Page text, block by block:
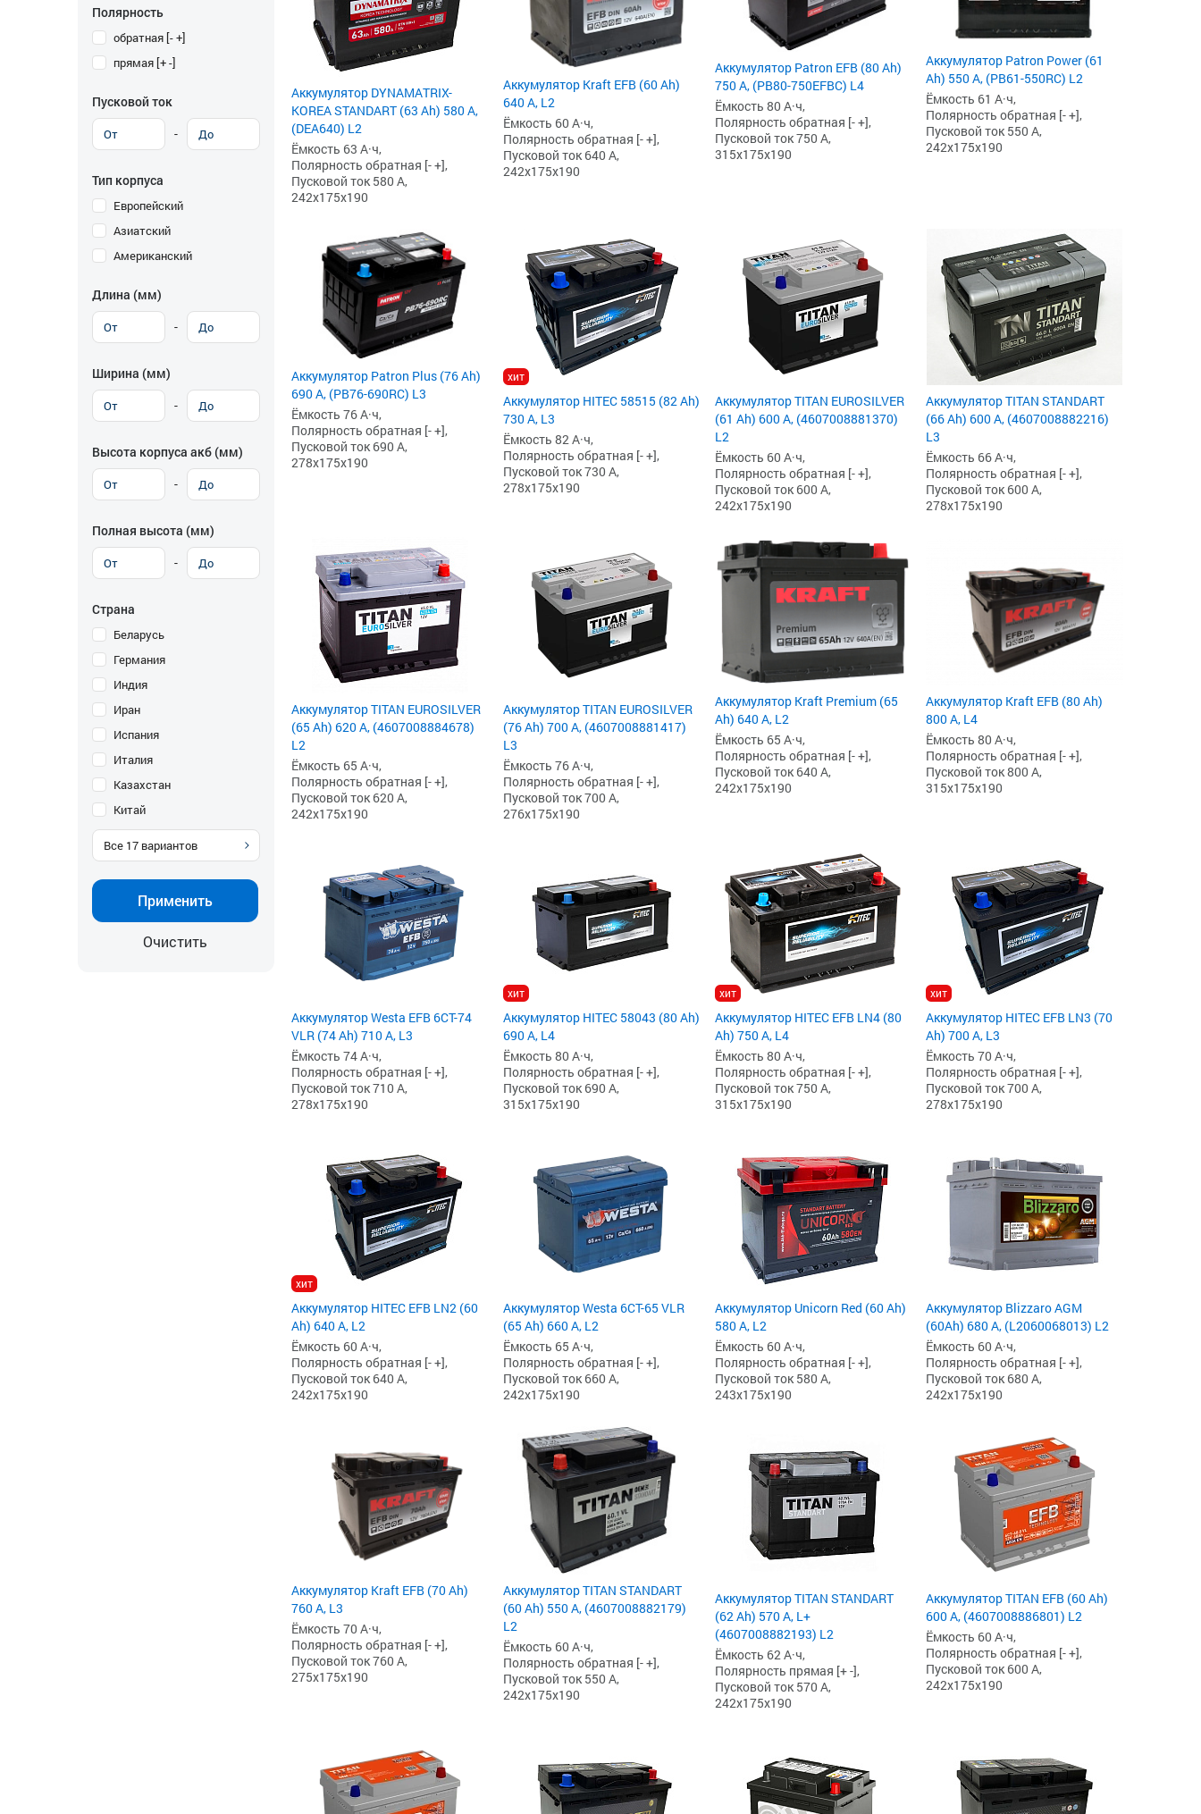
Полярность
обратная [- +]
прямая [+ -]
Пусковой ток
-
Тип корпуса
Европейский
Азиатский
Американский
Длина (мм)
-
Ширина (мм)
-
Высота корпуса акб (мм)
-
Полная высота (мм)
-
Страна
Беларусь
Германия
Индия
Иран
Испания
Италия
Казахстан
Китай
Все 17 вариантов
Применить
Очистить
Аккумулятор DYNAMATRIX-
KOREA STANDART (63 Ah) 580 А,
(DEA640) L2
Ёмкость 63 А·ч,
Полярность обратная [- +],
Пусковой ток 580 А,
242x175x190
Аккумулятор Kraft EFB (60 Ah)
640 А, L2
Ёмкость 60 А·ч,
Полярность обратная [- +],
Пусковой ток 640 А,
242x175x190
Аккумулятор Patron EFB (80 Ah)
750 А, (PB80-750EFBC) L4
Ёмкость 80 А·ч,
Полярность обратная [- +],
Пусковой ток 750 А,
315x175x190
Аккумулятор Patron Power (61
Ah) 550 А, (PB61-550RC) L2
Ёмкость 61 А·ч,
Полярность обратная [- +],
Пусковой ток 550 А,
242x175x190
Аккумулятор Patron Plus (76 Ah)
690 А, (PB76-690RC) L3
Ёмкость 76 А·ч,
Полярность обратная [- +],
Пусковой ток 690 А,
278x175x190
хит
Аккумулятор HITEC 58515 (82 Ah)
730 А, L3
Ёмкость 82 А·ч,
Полярность обратная [- +],
Пусковой ток 730 А,
278x175x190
Аккумулятор TITAN EUROSILVER
(61 Ah) 600 А, (4607008881370)
L2
Ёмкость 60 А·ч,
Полярность обратная [- +],
Пусковой ток 600 А,
242x175x190
Аккумулятор TITAN STANDART
(66 Ah) 600 А, (4607008882216)
L3
Ёмкость 66 А·ч,
Полярность обратная [- +],
Пусковой ток 600 А,
278x175x190
Аккумулятор TITAN EUROSILVER
(65 Ah) 620 А, (4607008884678)
L2
Ёмкость 65 А·ч,
Полярность обратная [- +],
Пусковой ток 620 А,
242x175x190
Аккумулятор TITAN EUROSILVER
(76 Ah) 700 А, (4607008881417)
L3
Ёмкость 76 А·ч,
Полярность обратная [- +],
Пусковой ток 700 А,
276x175x190
Аккумулятор Kraft Premium (65
Ah) 640 А, L2
Ёмкость 65 А·ч,
Полярность обратная [- +],
Пусковой ток 640 А,
242x175x190
Аккумулятор Kraft EFB (80 Ah)
800 А, L4
Ёмкость 80 А·ч,
Полярность обратная [- +],
Пусковой ток 800 А,
315x175x190
Аккумулятор Westa EFB 6СТ-74
VLR (74 Ah) 710 А, L3
Ёмкость 74 А·ч,
Полярность обратная [- +],
Пусковой ток 710 А,
278x175x190
хит
Аккумулятор HITEC 58043 (80 Ah)
690 А, L4
Ёмкость 80 А·ч,
Полярность обратная [- +],
Пусковой ток 690 А,
315x175x190
хит
Аккумулятор HITEC EFB LN4 (80
Ah) 750 А, L4
Ёмкость 80 А·ч,
Полярность обратная [- +],
Пусковой ток 750 А,
315x175x190
хит
Аккумулятор HITEC EFB LN3 (70
Ah) 700 А, L3
Ёмкость 70 А·ч,
Полярность обратная [- +],
Пусковой ток 700 А,
278x175x190
хит
Аккумулятор HITEC EFB LN2 (60
Ah) 640 А, L2
Ёмкость 60 А·ч,
Полярность обратная [- +],
Пусковой ток 640 А,
242x175x190
Аккумулятор Westa 6СТ-65 VLR
(65 Ah) 660 А, L2
Ёмкость 65 А·ч,
Полярность обратная [- +],
Пусковой ток 660 А,
242x175x190
Аккумулятор Unicorn Red (60 Ah)
580 А, L2
Ёмкость 60 А·ч,
Полярность обратная [- +],
Пусковой ток 580 А,
243x175x190
Аккумулятор Blizzaro AGM
(60Ah) 680 А, (L2060068013) L2
Ёмкость 60 А·ч,
Полярность обратная [- +],
Пусковой ток 680 А,
242x175x190
Аккумулятор Kraft EFB (70 Ah)
760 А, L3
Ёмкость 70 А·ч,
Полярность обратная [- +],
Пусковой ток 760 А,
275x175x190
Аккумулятор TITAN STANDART
(60 Ah) 550 А, (4607008882179)
L2
Ёмкость 60 А·ч,
Полярность обратная [- +],
Пусковой ток 550 А,
242x175x190
Аккумулятор TITAN STANDART
(62 Ah) 570 А, L+
(4607008882193) L2
Ёмкость 62 А·ч,
Полярность прямая [+ -],
Пусковой ток 570 А,
242x175x190
Аккумулятор TITAN EFB (60 Ah)
600 А, (4607008886801) L2
Ёмкость 60 А·ч,
Полярность обратная [- +],
Пусковой ток 600 А,
242x175x190